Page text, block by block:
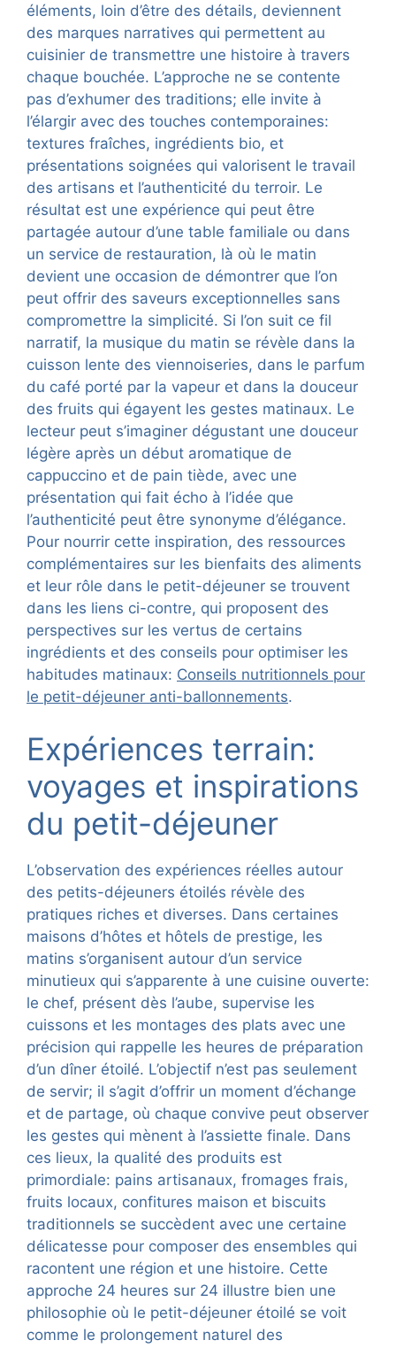
éléments, loin d’être des détails, deviennent
des marques narratives qui permettent au
cuisinier de transmettre une histoire à travers
chaque bouchée. L’approche ne se contente
pas d’exhumer des traditions; elle invite à
l’élargir avec des touches contemporaines:
textures fraîches, ingrédients bio, et
présentations soignées qui valorisent le travail
des artisans et l’authenticité du terroir. Le
résultat est une expérience qui peut être
partagée autour d’une table familiale ou dans
un service de restauration, là où le matin
devient une occasion de démontrer que l’on
peut offrir des saveurs exceptionnelles sans
compromettre la simplicité. Si l’on suit ce fil
narratif, la musique du matin se révèle dans la
cuisson lente des viennoiseries, dans le parfum
du café porté par la vapeur et dans la douceur
des fruits qui égayent les gestes matinaux. Le
lecteur peut s’imaginer dégustant une douceur
légère après un début aromatique de
cappuccino et de pain tiède, avec une
présentation qui fait écho à l’idée que
l’authenticité peut être synonyme d’élégance.
Pour nourrir cette inspiration, des ressources
complémentaires sur les bienfaits des aliments
et leur rôle dans le petit-déjeuner se trouvent
dans les liens ci-contre, qui proposent des
perspectives sur les vertus de certains
ingrédients et des conseils pour optimiser les
habitudes matinaux: Conseils nutritionnels pour
le petit-déjeuner anti-ballonnements.
Expériences terrain:
voyages et inspirations
du petit-déjeuner
L’observation des expériences réelles autour
des petits-déjeuners étoilés révèle des
pratiques riches et diverses. Dans certaines
maisons d’hôtes et hôtels de prestige, les
matins s’organisent autour d’un service
minutieux qui s’apparente à une cuisine ouverte:
le chef, présent dès l’aube, supervise les
cuissons et les montages des plats avec une
précision qui rappelle les heures de préparation
d’un dîner étoilé. L’objectif n’est pas seulement
de servir; il s’agit d’offrir un moment d’échange
et de partage, où chaque convive peut observer
les gestes qui mènent à l’assiette finale. Dans
ces lieux, la qualité des produits est
primordiale: pains artisanaux, fromages frais,
fruits locaux, confitures maison et biscuits
traditionnels se succèdent avec une certaine
délicatesse pour composer des ensembles qui
racontent une région et une histoire. Cette
approche 24 heures sur 24 illustre bien une
philosophie où le petit-déjeuner étoilé se voit
comme le prolongement naturel des